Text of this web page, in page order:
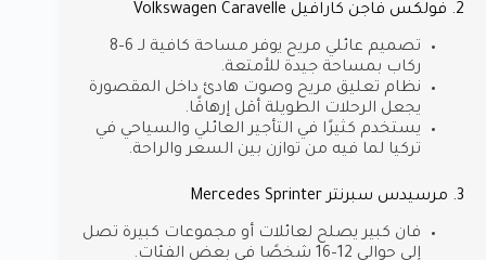
2. فولكس فاجن كارافيل Volkswagen Caravelle
تصميم عائلي مريح يوفر مساحة كافية لـ 6–8
ركاب بمساحة جيدة للأمتعة.
نظام تعليق مريح وصوت هادئ داخل المقصورة
يجعل الرحلات الطويلة أقل إرهاقًا.
يستخدم كثيرًا في التأجير العائلي والسياحي في
تركيا لما فيه من توازن بين السعر والراحة.
3. مرسيدس سبرنتر Mercedes Sprinter
فان كبير يصلح لعائلات أو مجموعات كبيرة تصل
إلى حوالي 12–16 شخصًا في بعض الفئات.